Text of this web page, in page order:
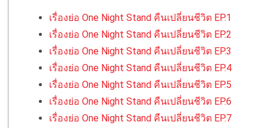
เรื่องย่อ One Night Stand คืนเปลี่ยนชีวิต EP.1
เรื่องย่อ One Night Stand คืนเปลี่ยนชีวิต EP.2
เรื่องย่อ One Night Stand คืนเปลี่ยนชีวิต EP.3
เรื่องย่อ One Night Stand คืนเปลี่ยนชีวิต EP.4
เรื่องย่อ One Night Stand คืนเปลี่ยนชีวิต EP.5
เรื่องย่อ One Night Stand คืนเปลี่ยนชีวิต EP.6
เรื่องย่อ One Night Stand คืนเปลี่ยนชีวิต EP.7